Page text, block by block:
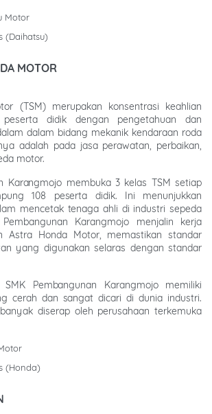
Motor
(Daihatsu)
MOTOR
(TSM) merupakan konsentrasi keahlian
didik dengan pengetahuan dan
dalam bidang mekanik kendaraan roda
adalah pada jasa perawatan, perbaikan,
motor.
Karangmojo membuka 3 kelas TSM setiap
108 peserta didik. Ini menunjukkan
mencetak tenaga ahli di industri sepeda
Karangmojo menjalin kerja
Astra Honda Motor, memastikan standar
yang digunakan selaras dengan standar
Pembangunan Karangmojo memiliki
cerah dan sangat dicari di dunia industri.
diserap oleh perusahaan terkemuka
(Honda)